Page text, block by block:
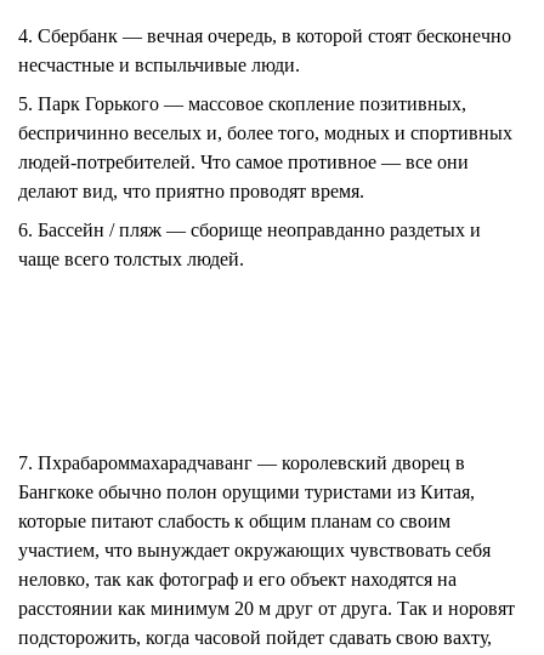
4. Сбербанк — вечная очередь, в которой стоят бесконечно
несчастные и вспыльчивые люди.
5. Парк Горького — массовое скопление позитивных,
беспричинно веселых и, более того, модных и спортивных
людей-потребителей. Что самое противное — все они
делают вид, что приятно проводят время.
6. Бассейн / пляж — сборище неоправданно раздетых и
чаще всего толстых людей.
7. Пхрабароммахарадчаванг — королевский дворец в
Бангкоке обычно полон орущими туристами из Китая,
которые питают слабость к общим планам со своим
участием, что вынуждает окружающих чувствовать себя
неловко, так как фотограф и его объект находятся на
расстоянии как минимум 20 м друг от друга. Так и норовят
подсторожить, когда часовой пойдет сдавать свою вахту,